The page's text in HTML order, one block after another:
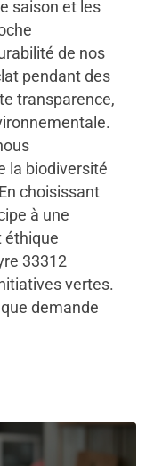
saison et les
de nos
pendant des
transparence,
la biodiversité
choisissant
à une
éthique
33312
vertes.
demande